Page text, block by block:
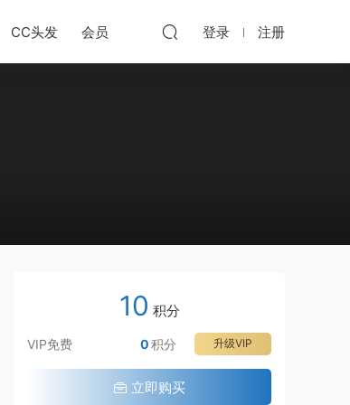
CC头发 会员 登录 注册
10 积分
VIP免费 升级VIP
0积分
立即购买